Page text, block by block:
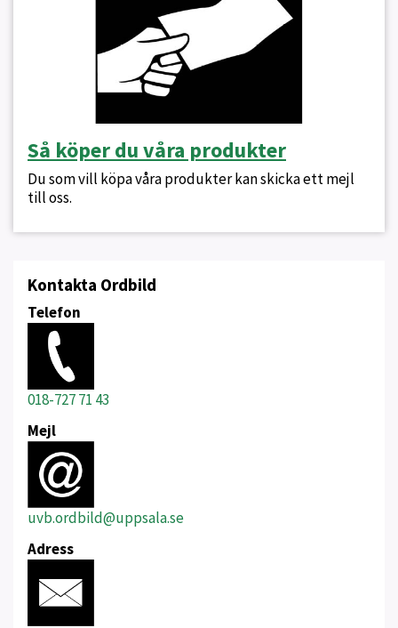
Så köper du våra produkter
Du som vill köpa våra produkter kan skicka ett mejl
till oss.
Kontakta Ordbild
Telefon
018-727 71 43
Mejl
uvb.ordbild@uppsala.se
Adress